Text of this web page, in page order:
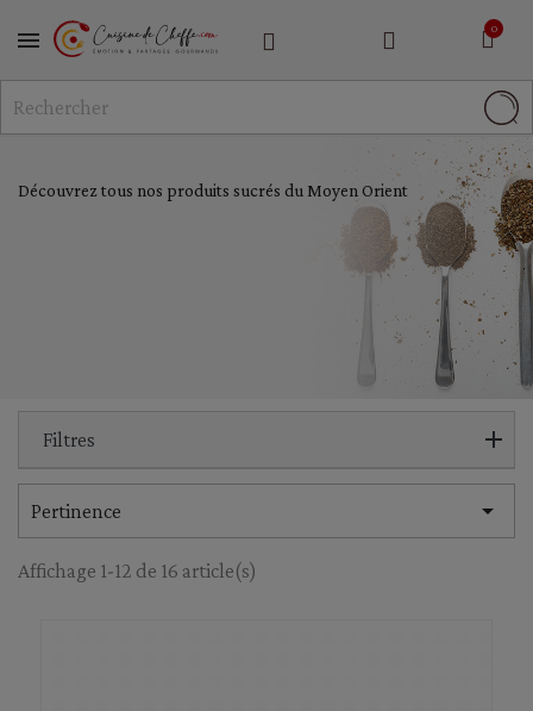
MENU
Découvrez tous nos produits sucrés du Moyen Orient
Filtres
Pertinence 
Affichage 1-12 de 16 article(s)